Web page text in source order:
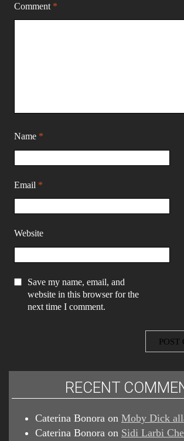
Comment *
Name *
Email *
Website
Save my name, email, and
website in this browser for the
next time I comment.
RECENT
Caterina Bonora on Moby Dick
Caterina Bonora on Sidi Larbi